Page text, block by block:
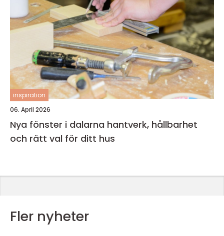
inspiration
06. April 2026
Nya fönster i dalarna hantverk, hållbarhet
och rätt val för ditt hus
Fler nyheter